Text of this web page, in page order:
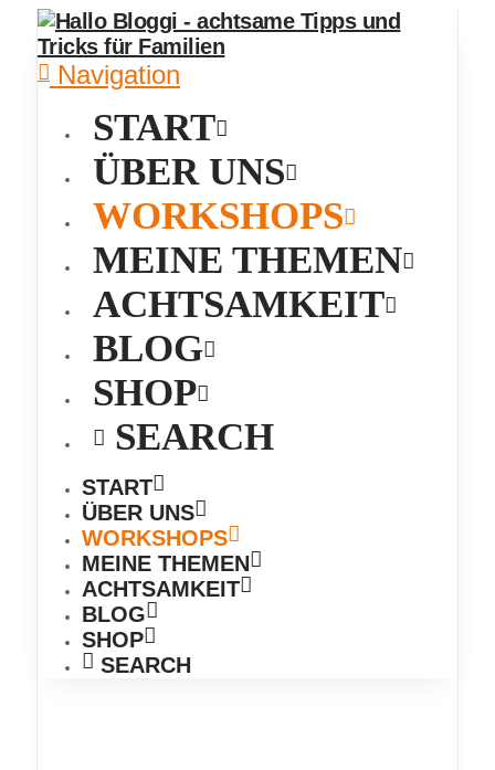
Navigation
START
ÜBER UNS
WORKSHOPS
MEINE THEMEN
ACHTSAMKEIT
BLOG
SHOP
SEARCH
START
ÜBER UNS
WORKSHOPS
MEINE THEMEN
ACHTSAMKEIT
BLOG
SHOP
SEARCH